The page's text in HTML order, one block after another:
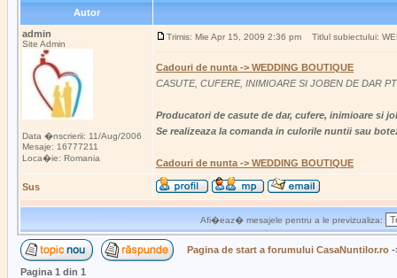
Autor
admin
Site Admin
Data �nscrierii: 11/Aug/2006
Mesaje: 16777211
Loca�ie: Romania
Trimis: Mie Apr 15, 2009 2:36 pm Titlul subiectului:
Cadouri de nunta -> WEDDING BOUTIQUE
CASUTE, CUFERE, INIMIOARE SI JOBEN DE DAR
Producatori de casute de dar, cufere, inimioare si
Se realizeaza la comanda in culorile nuntii sau
Cadouri de nunta -> WEDDING BOUTIQUE
Sus
Afi�eaz� mesajele pentru a le previzualiza:
Pagina de start a forumului CasaNuntilor.ro
Pagina 1 din 1